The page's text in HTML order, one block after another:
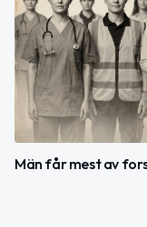
Män får mest av